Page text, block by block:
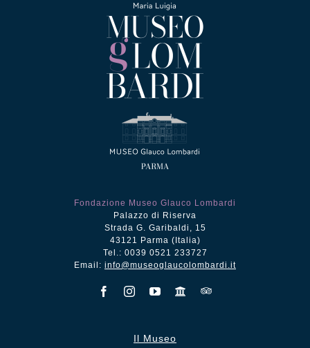
Fondazione Museo Glauco Lombardi
Palazzo di Riserva
Strada G. Garibaldi, 15
43121 Parma (Italia)
Tel.: 0039 0521 233727
Email: info@museoglaucolombardi.it
Il Museo